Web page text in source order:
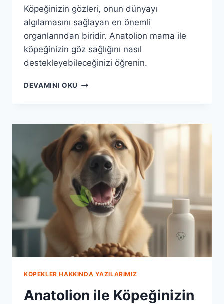
Köpeğinizin gözleri, onun dünyayı
algılamasını sağlayan en önemli
organlarından biridir. Anatolion mama ile
köpeğinizin göz sağlığını nasıl
destekleyebileceğinizi öğrenin.
DEVAMINI OKU ANATOLION
SAĞLIĞI:
PARLAK
BAKIŞLARIN
SIRRI
KÖPEKLER HAKKINDA YAZILARIMIZ
Anatolion ile Köpeğinizin